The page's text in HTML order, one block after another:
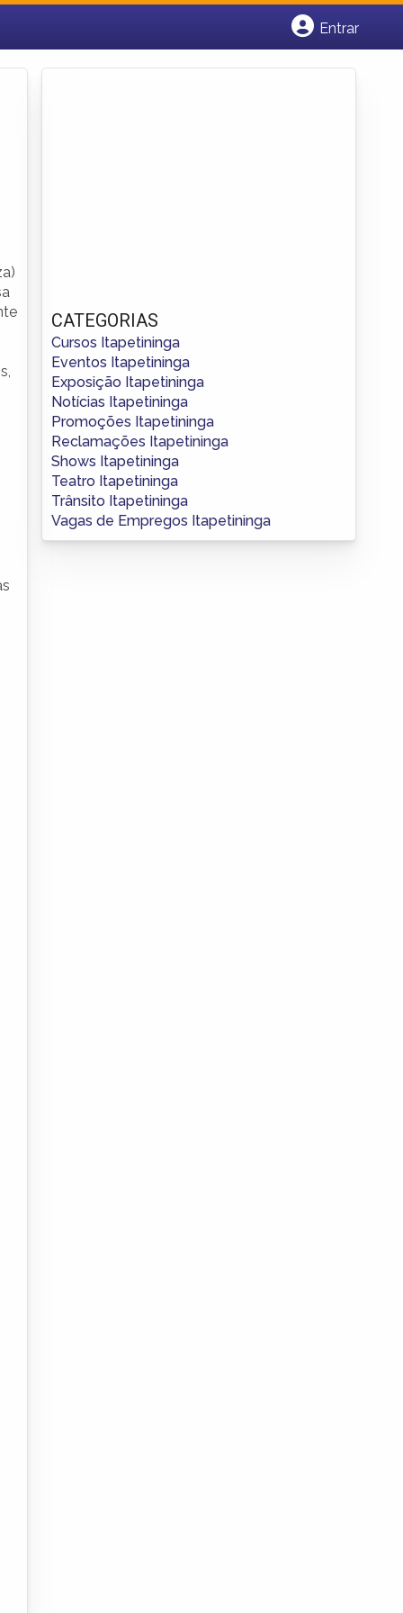
Entrar
CATEGORIAS
Cursos Itapetininga
Eventos Itapetininga
Exposição Itapetininga
Notícias Itapetininga
Promoções Itapetininga
Reclamações Itapetininga
Shows Itapetininga
Teatro Itapetininga
Trânsito Itapetininga
Vagas de Empregos Itapetininga